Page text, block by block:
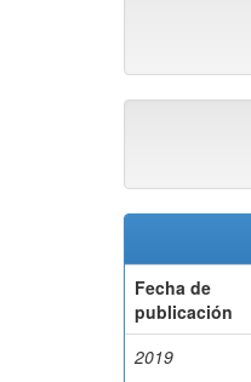
Fecha de
publicación
2019